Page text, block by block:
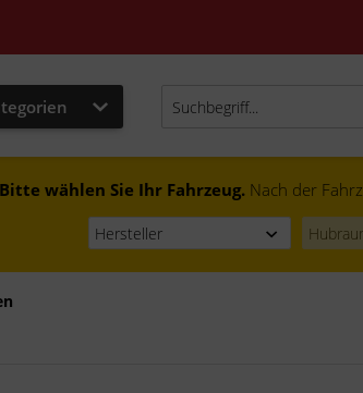
Bitte wählen Sie Ihr Fahrzeug. Nach der